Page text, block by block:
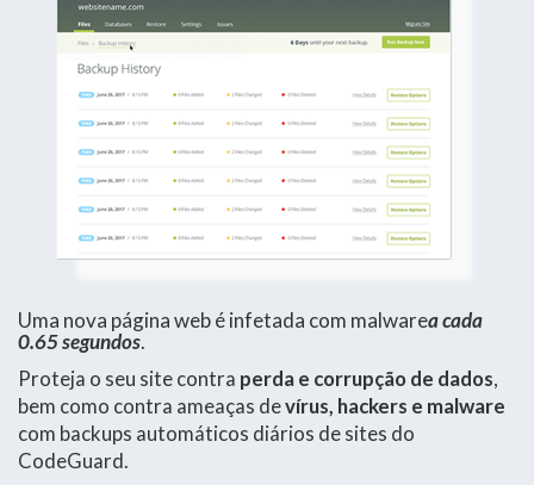
Uma nova página web é infetada com malwarea cada
0.65 segundos.
Proteja o seu site contra perda e corrupção de dados,
bem como contra ameaças devírus, hackers e malware
com backups automáticos diários de sites do
CodeGuard.